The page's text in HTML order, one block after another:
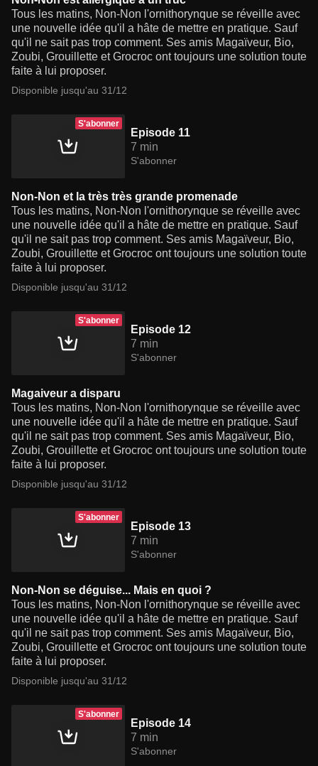
Tous les matins, Non-Non l'ornithorynque se réveille avec
une nouvelle idée qu'il a hâte de mettre en pratique. Sauf
qu'il ne sait pas trop comment. Ses amis Magaïveur, Bio,
Zoubi, Grouillette et Grocroc ont toujours une solution toute
faite à lui proposer.
Disponible jusqu'au 31/12
S'abonner
Episode 11
7 min
S'abonner
Non-Non et la très très grande promenade
Tous les matins, Non-Non l'ornithorynque se réveille avec
une nouvelle idée qu'il a hâte de mettre en pratique. Sauf
qu'il ne sait pas trop comment. Ses amis Magaïveur, Bio,
Zoubi, Grouillette et Grocroc ont toujours une solution toute
faite à lui proposer.
Disponible jusqu'au 31/12
S'abonner
Episode 12
7 min
S'abonner
Magaiveur a disparu
Tous les matins, Non-Non l'ornithorynque se réveille avec
une nouvelle idée qu'il a hâte de mettre en pratique. Sauf
qu'il ne sait pas trop comment. Ses amis Magaïveur, Bio,
Zoubi, Grouillette et Grocroc ont toujours une solution toute
faite à lui proposer.
Disponible jusqu'au 31/12
S'abonner
Episode 13
7 min
S'abonner
Non-Non se déguise... Mais en quoi ?
Tous les matins, Non-Non l'ornithorynque se réveille avec
une nouvelle idée qu'il a hâte de mettre en pratique. Sauf
qu'il ne sait pas trop comment. Ses amis Magaïveur, Bio,
Zoubi, Grouillette et Grocroc ont toujours une solution toute
faite à lui proposer.
Disponible jusqu'au 31/12
S'abonner
Episode 14
7 min
S'abonner